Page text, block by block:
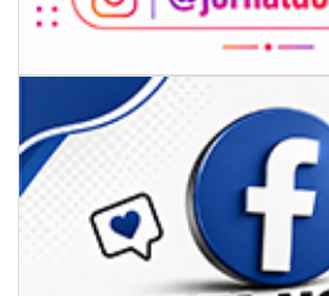
07/08/2026 | 07:00
Sala do Empreendedor divulga agenda de
gratuitas para agosto em Balneário Piçarras
NAVEGANTES